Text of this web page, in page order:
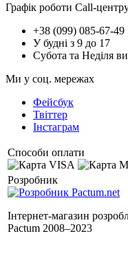
Графік роботи Call-
+38 (099) 085-67-49
У будні з 9 до 17
Субота та Неділя
Ми у соц. мережах
Фейсбук
Твіттер
Інстаграм
Способи оплати
Розробник
Інтернет-магазин
Pactum 2008–2023